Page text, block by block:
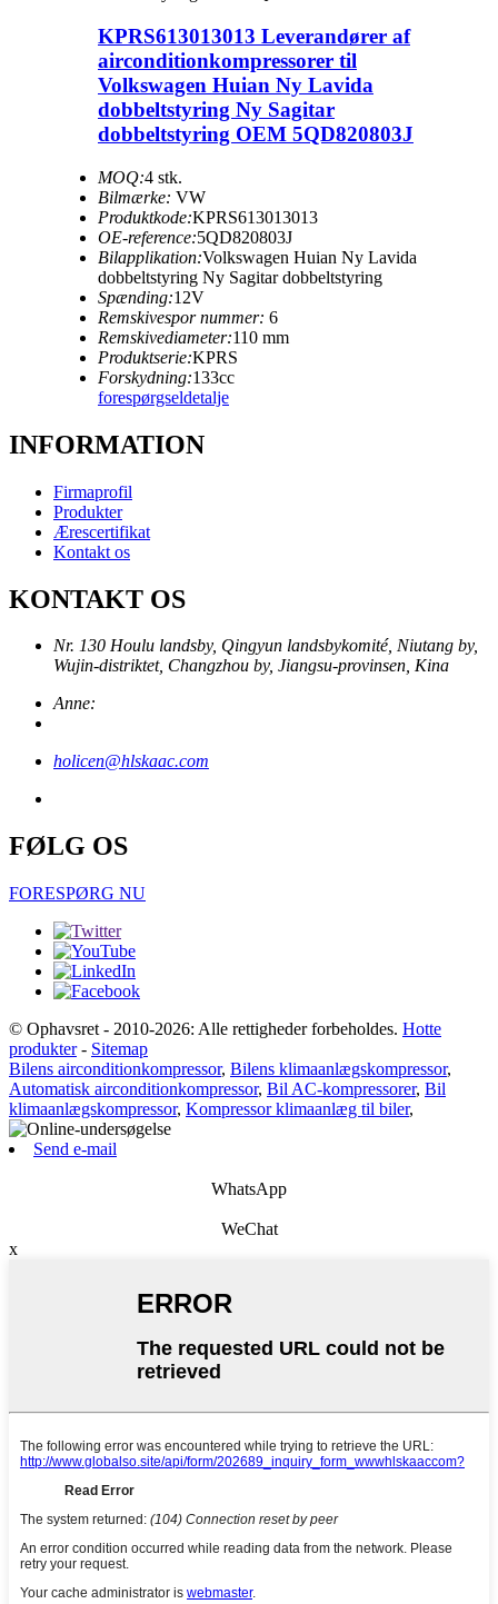
KPRS613013013 Leverandører af
airconditionkompressorer til
Volkswagen Huian Ny Lavida
dobbeltstyring Ny Sagitar
dobbeltstyring OEM 5QD820803J
MOQ:4 stk.
Bilmærke: VW
Produktkode:KPRS613013013
OE-reference:5QD820803J
Bilapplikation:Volkswagen Huian Ny Lavida
dobbeltstyring Ny Sagitar dobbeltstyring
Spænding:12V
Remskivespor nummer: 6
Remskivediameter:110 mm
Produktserie:KPRS
Forskydning:133cc
forespørgseldetalje
INFORMATION
Firmaprofil
Produkter
Ærescertifikat
Kontakt os
KONTAKT OS
Nr. 130 Houlu landsby, Qingyun landsbykomité, Niutang by,
Wujin-distriktet, Changzhou by, Jiangsu-provinsen, Kina
Anne:
holicen@hlskaac.com
FØLG OS
FORESPØRG NU
© Ophavsret - 2010-2026: Alle rettigheder forbeholdes. Hotte
produkter- Sitemap
Bilens airconditionkompressor, Bilens klimaanlægskompressor,
Automatisk airconditionkompressor, Bil AC-kompressorer, Bil
klimaanlægskompressor, Kompressor klimaanlæg til biler,
Send e-mail
WhatsApp
WeChat
x